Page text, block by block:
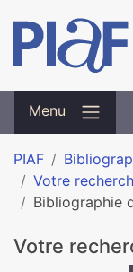
Menu
PIAF
Votre
Bibliographie
Votre